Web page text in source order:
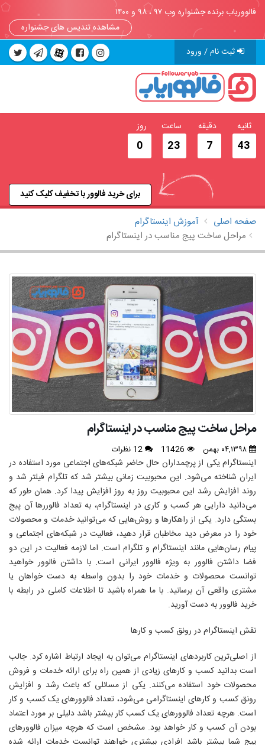
فالووریاب برنده جشنواره وب ۹۷ ، ۹۸ و ۱۴۰۰
مشاهده تندیس های جشنواره
ثبت نام / ورود
42
ثانیه
7
دقیقه
23
ساعت
0
روز
برای خرید فالوور با تخفیف کلیک کنید
صفحه اصلی
آموزش اینستاگرام
مراحل ساخت پیج مناسب در اینستاگرام
مراحل ساخت پیج مناسب در اینستاگرام
اینستاگرام یکی از پرچمداران حال حاضر شبکه‌های اجتماعی مورد استفاده در
ایران شناخته می‌شود. این محبوبیت زمانی بیشتر شد که تلگرام فیلتر شد و
روند افزایش رشد این محبوبیت روز به روز افزایش پیدا کرد. همان طور که
می‌دانید دارایی هر کسب و کاری در اینستاگرام، به تعداد فالوررها آن پیج
بستگی دارد. یکی از راهکارها و روش‌هایی که می‌توانید خدمات و محصولات
خود را در معرض دید مخاطبان قرار دهید، فعالیت در شبکه‌های اجتماعی و
پیام رسان‌هایی مانند اینستاگرام و تلگرام است. اما لازمه فعالیت در این دو
فضا داشتن فالوور به ویژه فالوور ایرانی است. با داشتن فالوور خواهید
توانست محصولات و خدمات خود را بدون واسطه به دست خواهان یا
مشتری واقعی آن برسانید. با ما همراه باشید تا اطلاعات کاملی در رابطه با
خرید فالوور به دست آورید.
نقش اینستاگرام در رونق کسب و کارها
از اصلی‌ترین کاربردهای اینستاگرام می‌توان به ایجاد ارتباط اشاره کرد. جالب
است بدانید کسب و کارهای زیادی از همین راه برای ارائه خدمات و فروش
محصولات خود استفاده می‌کنند. یکی از مسائلی که باعث رشد و افزایش
رونق کسب و کارهای اینستاگرامی می‌شود، تعداد فالوورهای یک کسب و کار
است. هرچه تعداد فالوورهای یک کسب کار بیشتر باشد دلیلی بر مورد اعتماد
بودن آن کسب و کار خواهد بود. مشخص است که هرچه میزان فالوورهای